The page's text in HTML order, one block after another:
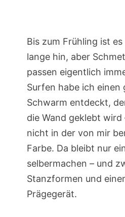
Bis zum Frühling ist
lange hin, aber
passen eigentlich
Surfen habe ich einen
Schwarm entdeckt,
die Wand geklebt wird
nicht in der von mir
Farbe. Da bleibt nur
selbermachen – und
Stanzformen und
Prägegerät.